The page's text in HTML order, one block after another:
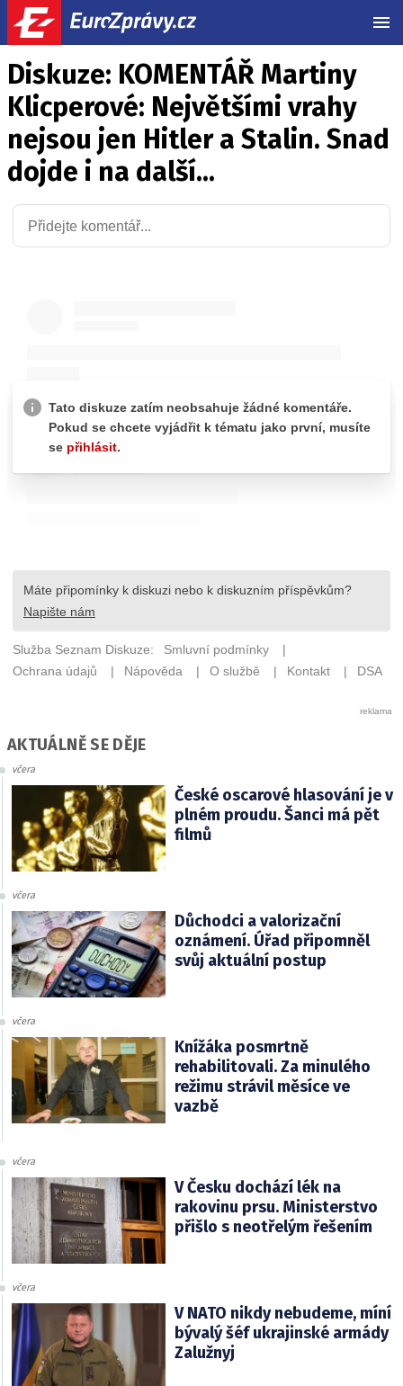
Diskuze: KOMENTÁŘ Martiny
Klicperové: Největšími vrahy
nejsou jen Hitler a Stalin. Snad
dojde i na další...
AKTUÁLNĚ SE DĚJE
včera
České oscarové hlasování je v
plném proudu. Šanci má pět
filmů
včera
Důchodci a valorizační
oznámení. Úřad připomněl
svůj aktuální postup
včera
Knížáka posmrtně
rehabilitovali. Za minulého
režimu strávil měsíce ve
vazbě
včera
V Česku dochází lék na
rakovinu prsu. Ministerstvo
přišlo s neotřelým řešením
včera
V NATO nikdy nebudeme, míní
bývalý šéf ukrajinské armády
Zalužnyj